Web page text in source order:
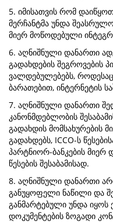
5. იმისათვის რომ
მერჩანტმა უნდა
მიერ მოწოდებული
6. აღნიშნული დანართი
გადახდების შეგროვების
ვალდებულებებს,
ბარათებით, ინტერნეტის
7. აღნიშნული დანართი
კანონმდებლობის
გადახდის მომსახურების
გადახდებს, ICCO-ს
პარტნიორ-ბანკების მიერ
წესების შესაბამისად.
8. აღნიშნული დანართი
განუყოფელი ნაწილი და
განმარტებული უნდა
დოკუმენტების ზოგადი